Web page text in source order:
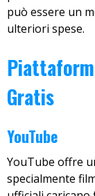
può essere un
ulteriori spese.
Gratis
YouTube
YouTube offre
specialmente